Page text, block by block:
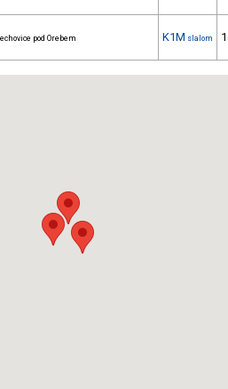
pod Orebem K1M slalom